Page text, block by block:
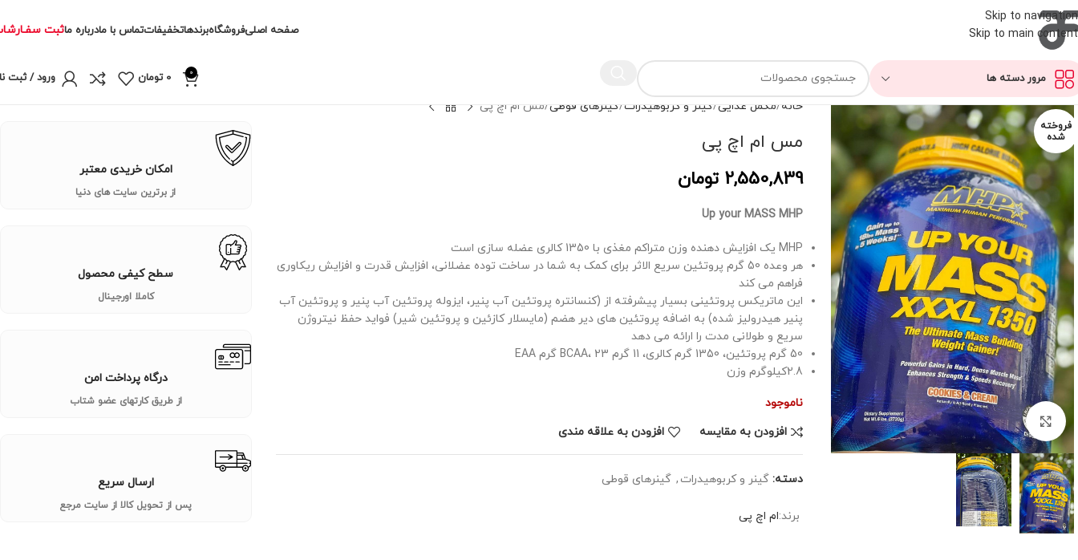
Skip to navigation
Skip to main content
صفحه اصلیفروشگاهبرندهاتخفیفاتتماس با مادرباره ماثبت
مرور دسته ها 0
0 تومان ورود / ثبت
فروخته
شده
برای بزرگنمایی کلیک کنید
خانه مکمل غذایی گینر و کربوهیدرات گینرهای قوطی مس ام اچ پی
مس ام اچ پی
2,550,839 تومان
Up your MASS MHP
MHP یک افزایش دهنده وزن متراکم مغذی با 1350 کالری عضله سازی است
هر وعده 50 گرم پروتئین سریع الاثر برای کمک به شما در ساخت توده عضلانی، افزایش قدرت و افزایش ریکاوری
فراهم می کند
این ماتریکس پروتئینی بسیار پیشرفته از (کنسانتره پروتئین آب پنیر، ایزوله پروتئین آب پنیر و پروتئین آب
پنیر هیدرولیز شده) به اضافه پروتئین های دیر هضم (مایسلار کازئین و پروتئین شیر) فواید حفظ نیتروژن
سریع و طولانی مدت را ارائه می دهد
50 گرم پروتئین، 1350 گرم کالری، 11 گرم BCAA، 23 گرم EAA
2.8کیلوگرم وزن
ناموجود
افزودن به مقایسه
افزودن به علاقه مندی
دسته: گینر و کربوهیدرات , گینرهای قوطی
برند:ام اچ پی
امکان خریدی معتبر
از برترین سایت های دنیا
سطح کیفی محصول
کاملا اورجینال
درگاه پرداخت امن
از طریق کارتهای عضو شتاب
ارسال سریع
پس از تحویل کالا از سایت مرجع